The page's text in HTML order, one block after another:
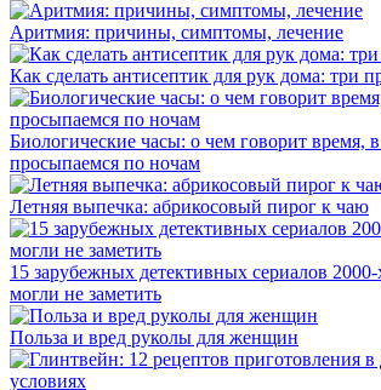
Аритмия: причины, симптомы, лечение
Как сделать антисептик для рук дома: три
Биологические часы: о чем говорит время,
просыпаемся по ночам
Летняя выпечка: абрикосовый пирог к чаю
15 зарубежных детективных сериалов
могли не заметить
Польза и вред руколы для женщин